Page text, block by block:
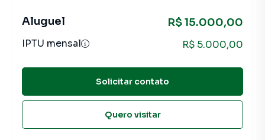
Aluguel R$ 15.000,00
IPTU mensal R$ 5.000,00
Solicitar contato
Quero visitar